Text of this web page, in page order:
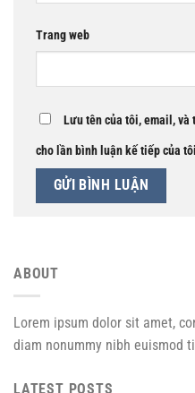
Trang web
Lưu tên của tôi, email,
cho lần bình luận kế tiếp của
ABOUT
Lorem ipsum dolor sit amet,
diam nonummy nibh euismod
LATEST POSTS